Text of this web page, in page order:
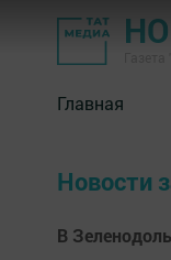
Главная
Новости
В